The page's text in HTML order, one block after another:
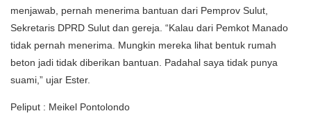
menjawab, pernah menerima bantuan dari Pemprov Sulut,
Sekretaris DPRD Sulut dan gereja. “Kalau dari Pemkot Manado
tidak pernah menerima. Mungkin mereka lihat bentuk rumah
beton jadi tidak diberikan bantuan. Padahal saya tidak punya
suami,” ujar Ester.
Peliput : Meikel Pontolondo